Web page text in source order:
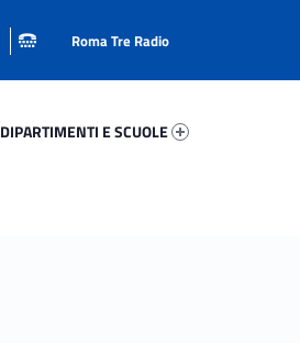
DIPARTIMENTI E SCUOLE
Roma Tre Radio